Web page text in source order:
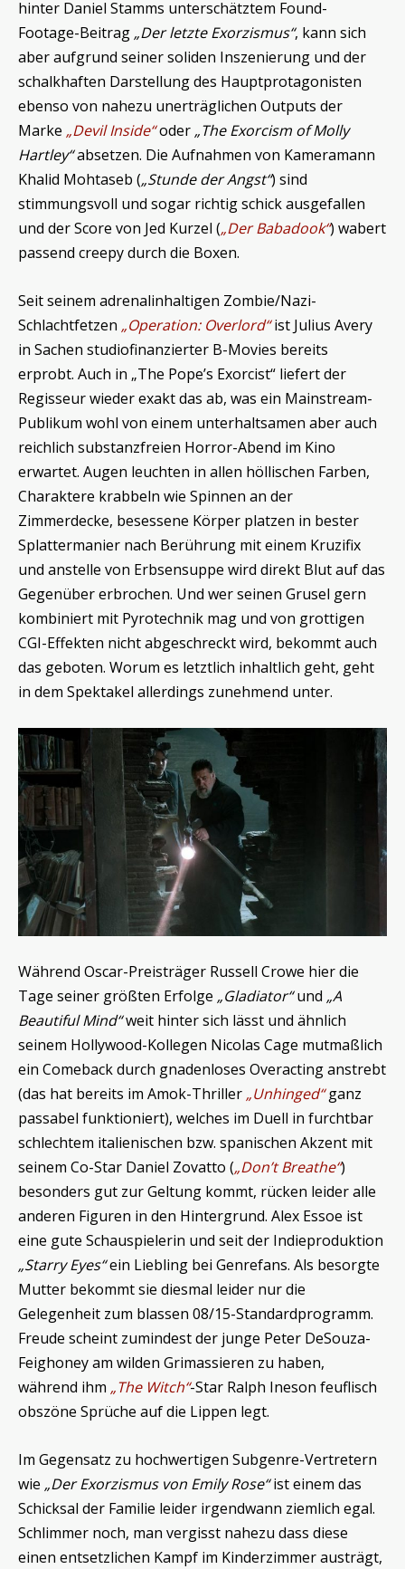
hinter Daniel Stamms unterschätztem Found-
Footage-Beitrag „Der letzte Exorzismus“, kann sich
aber aufgrund seiner soliden Inszenierung und der
schalkhaften Darstellung des Hauptprotagonisten
ebenso von nahezu unerträglichen Outputs der
Marke „Devil Inside“oder „The Exorcism of Molly
Hartley“absetzen. Die Aufnahmen von Kameramann
Khalid Mohtaseb („Stunde der Angst“) sind
stimmungsvoll und sogar richtig schick ausgefallen
und der Score von Jed Kurzel („Der Babadook“) wabert
passend creepy durch die Boxen.
Seit seinem adrenalinhaltigen Zombie/Nazi-
Schlachtfetzen „Operation: Overlord“ist Julius Avery
in Sachen studiofinanzierter B-Movies bereits
erprobt. Auch in „The Pope’s Exorcist“ liefert der
Regisseur wieder exakt das ab, was ein Mainstream-
Publikum wohl von einem unterhaltsamen aber auch
reichlich substanzfreien Horror-Abend im Kino
erwartet. Augen leuchten in allen höllischen Farben,
Charaktere krabbeln wie Spinnen an der
Zimmerdecke, besessene Körper platzen in bester
Splattermanier nach Berührung mit einem Kruzifix
und anstelle von Erbsensuppe wird direkt Blut auf das
Gegenüber erbrochen. Und wer seinen Grusel gern
kombiniert mit Pyrotechnik mag und von grottigen
CGI-Effekten nicht abgeschreckt wird, bekommt auch
das geboten. Worum es letztlich inhaltlich geht, geht
in dem Spektakel allerdings zunehmend unter.
Während Oscar-Preisträger Russell Crowe hier die
Tage seiner größten Erfolge „Gladiator“und „A
Beautiful Mind“weit hinter sich lässt und ähnlich
seinem Hollywood-Kollegen Nicolas Cage mutmaßlich
ein Comeback durch gnadenloses Overacting anstrebt
(das hat bereits im Amok-Thriller „Unhinged“ganz
passabel funktioniert), welches im Duell in furchtbar
schlechtem italienischen bzw. spanischen Akzent mit
seinem Co-Star Daniel Zovatto („Don’t Breathe“)
besonders gut zur Geltung kommt, rücken leider alle
anderen Figuren in den Hintergrund. Alex Essoe ist
eine gute Schauspielerin und seit der Indieproduktion
„Starry Eyes“ein Liebling bei Genrefans. Als besorgte
Mutter bekommt sie diesmal leider nur die
Gelegenheit zum blassen 08/15-Standardprogramm.
Freude scheint zumindest der junge Peter DeSouza-
Feighoney am wilden Grimassieren zu haben,
während ihm „The Witch“-Star Ralph Ineson feuflisch
obszöne Sprüche auf die Lippen legt.
Im Gegensatz zu hochwertigen Subgenre-Vertretern
wie „Der Exorzismus von Emily Rose“ist einem das
Schicksal der Familie leider irgendwann ziemlich egal.
Schlimmer noch, man vergisst nahezu dass diese
einen entsetzlichen Kampf im Kinderzimmer austrägt,